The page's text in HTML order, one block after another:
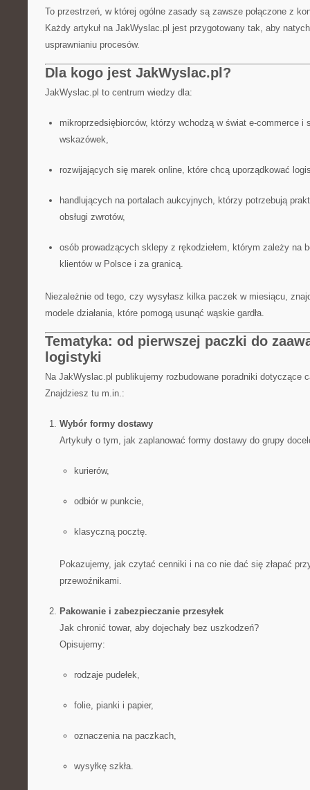
To przestrzeń, w której ogólne zasady są zawsze połączone z
Każdy artykuł na JakWyslac.pl jest przygotowany tak, aby
usprawnianiu procesów.
Dla kogo jest JakWyslac.pl?
JakWyslac.pl to centrum wiedzy dla:
mikroprzedsiębiorców, którzy wchodzą w świat e-commerce i
wskazówek,
rozwijających się marek online, które chcą uporządkować
handlujących na portalach aukcyjnych, którzy potrzebują
obsługi zwrotów,
osób prowadzących sklepy z rękodziełem, którym zależy na
klientów w Polsce i za granicą.
Niezależnie od tego, czy wysyłasz kilka paczek w miesiącu,
modele działania, które pomogą usunąć wąskie gardła.
Tematyka: od pierwszej paczki do
logistyki
Na JakWyslac.pl publikujemy rozbudowane poradniki dotyczące
Znajdziesz tu m.in.:
Wybór formy dostawy
Artykuły o tym, jak zaplanować formy dostawy do grupy
kurierów,
odbiór w punkcie,
klasyczną pocztę.
Pokazujemy, jak czytać cenniki i na co nie dać się złapać
przewoźnikami.
Pakowanie i zabezpieczanie przesyłek
Jak chronić towar, aby dojechały bez uszkodzeń?
Opisujemy:
rodzaje pudełek,
folie, pianki i papier,
oznaczenia na paczkach,
wysyłkę szkła.